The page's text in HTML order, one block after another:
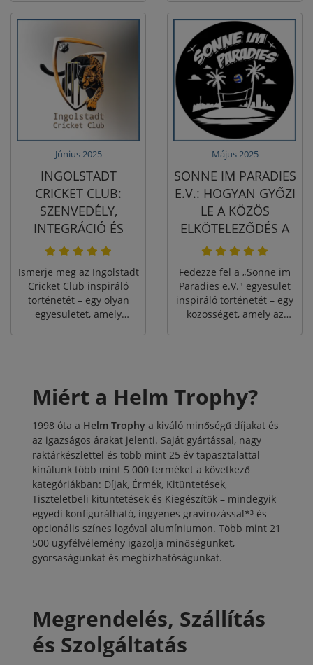
fel a logóját, állítsa be a
szöveget, ellenőrizze azt
az élő előnézetben, és
rendele közvetlenül.
Ebben a cikkben lépésről
lépésre bemutatjuk,
hogyan alakíthatóak át a
szabványos díjak egyéni
vagy különleges
események számára.
sportokig terjedő
kínálattal a klub
megmutatja, hogyan
egyesül a hagyomány és a
modernitás – közösség,
bátorság és előrelátás
támogatásával.
Június 2025
INGOLSTADT
CRICKET CLUB:
SZENVEDÉLY,
INTEGRÁCIÓ ÉS
NAGYSZERŰ CSAPAT
Ismerje meg az Ingolstadt
Cricket Club inspiráló
történetét – egy olyan
egyesületet, amely
egyaránt!
Május 2025
SONNE IM PARADIES
E.V.: HOGYAN GYŐZI
LE A KÖZÖS
ELKÖTELEZŐDÉS A
HATÁROKAT
Fedezze fel a „Sonne im
Paradies e.V." egyesület
inspiráló történetét – egy
közösséget, amely az
integrációs projekteken
és közös
sporttevékenységeken
keresztül legyőzi a
korlátokat.
Miért a Helm Trophy?
1998 óta a Helm Trophy a kiváló minőségű díjakat és
az igazságos árakat jelenti. Saját gyártással, nagy
raktárkészlettel és több mint 25 év tapasztalattal
kínálunk több mint 5 000 terméket a következő
kategóriákban: Díjak, Érmék, Kitüntetések,
Tiszteletbeli kitüntetések és Kiegészítők – mindegyik
egyedi konfigurálható, ingyenes gravírozással*³ és
opcionális színes logóval alumíniumon. Több mint 21
500 ügyfélvélemény igazolja minőségünket,
gyorsaságunkat és megbízhatóságunkat.
Megrendelés, Szállítás
és Szolgáltatás